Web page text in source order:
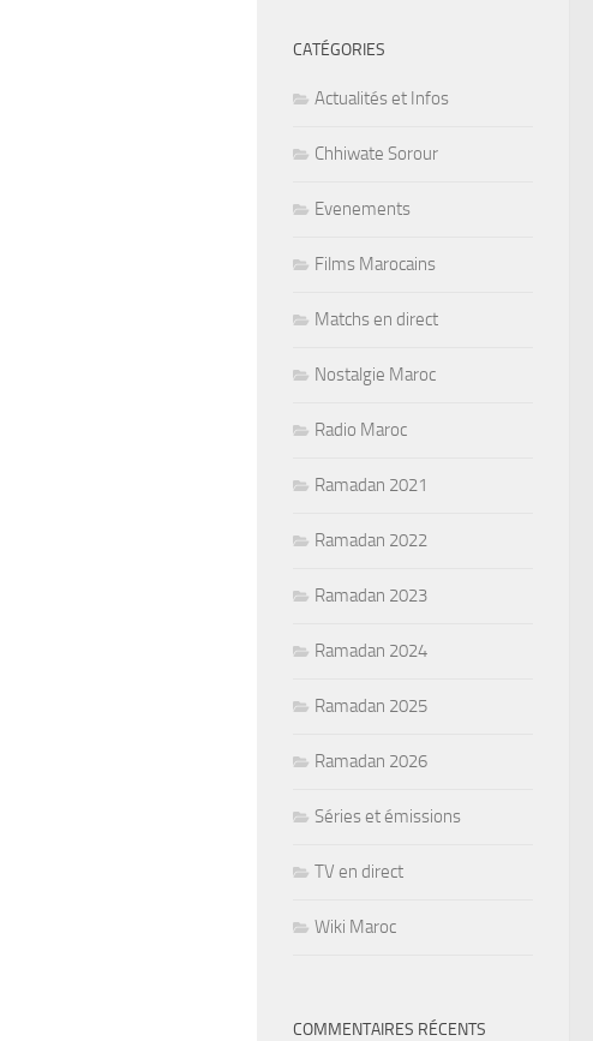
CATÉGORIES
Actualités et Infos
Chhiwate Sorour
Evenements
Films Marocains
Matchs en direct
Nostalgie Maroc
Radio Maroc
Ramadan 2021
Ramadan 2022
Ramadan 2023
Ramadan 2024
Ramadan 2025
Ramadan 2026
Séries et émissions
TV en direct
Wiki Maroc
COMMENTAIRES RÉCENTS